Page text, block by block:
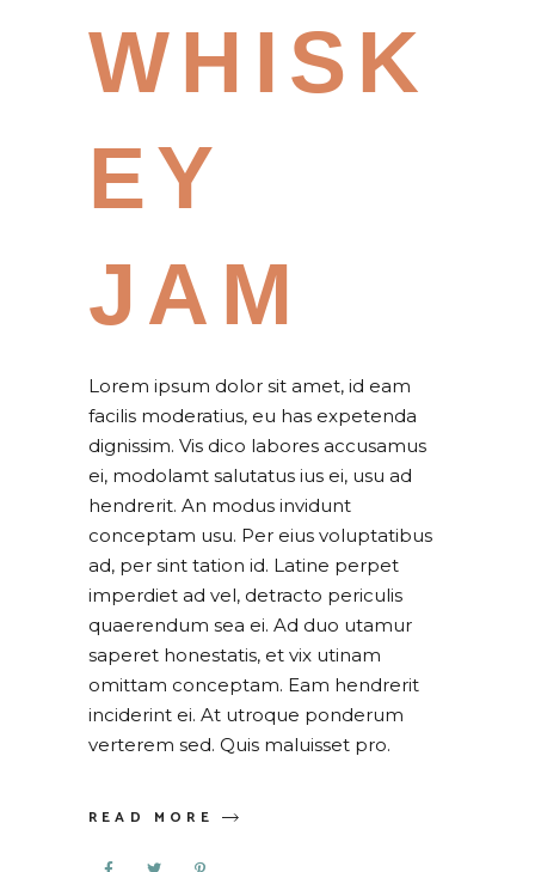
WHISK
EY
JAM
Lorem ipsum dolor sit amet, id eam
facilis moderatius, eu has expetenda
dignissim. Vis dico labores accusamus
ei, modolamt salutatus ius ei, usu ad
hendrerit. An modus invidunt
conceptam usu. Per eius voluptatibus
ad, per sint tation id. Latine perpet
imperdiet ad vel, detracto periculis
quaerendum sea ei. Ad duo utamur
saperet honestatis, et vix utinam
omittam conceptam. Eam hendrerit
inciderint ei. At utroque ponderum
verterem sed. Quis maluisset pro.
READ MORE